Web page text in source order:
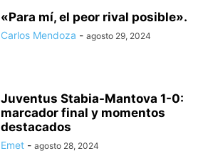
«Para mí, el peor rival posible».
Carlos Mendoza - agosto 29, 2024
Juventus Stabia-Mantova 1-0:
marcador final y momentos
destacados
Emet - agosto 28, 2024